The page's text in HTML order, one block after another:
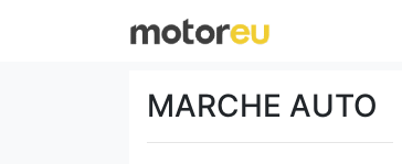
MARCHE AUTO
Jeep